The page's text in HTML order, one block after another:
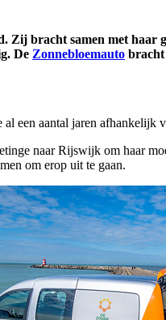
bracht samen met
De Zonnebloemauto bracht
een aantal jaren
naar Rijswijk om haar
om erop uit te gaan.